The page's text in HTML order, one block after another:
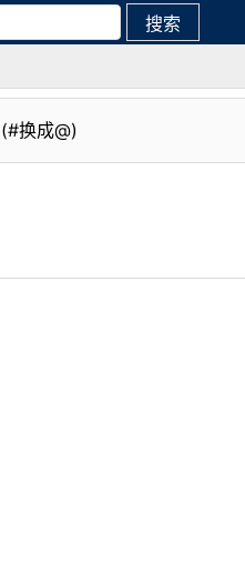
搜索
换成@)